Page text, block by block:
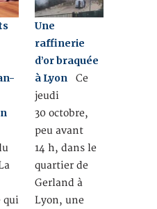
qui
Une
raffinerie
d’or braquée
à Lyon Ce
jeudi
30 octobre,
peu avant
14 h, dans le
quartier de
Gerland à
Lyon, une